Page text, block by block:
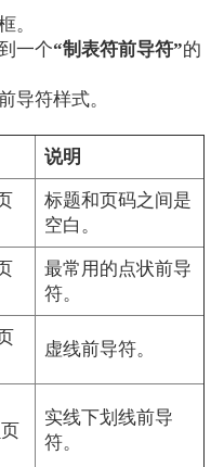
。
一个“制表符前导符”的
导符样式。
说明
标题和页码之间是
空白。
最常用的点状前导
符。
虚线前导符。
实线下划线前导
符。